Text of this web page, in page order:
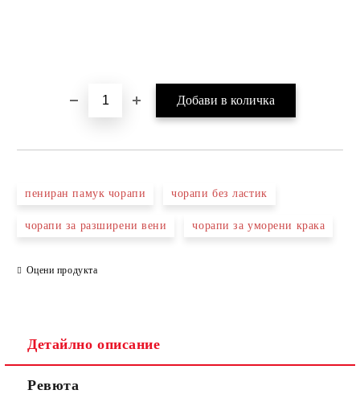
пениран памук чорапи чорапи без ластик
чорапи за разширени вени чорапи за уморени крака
Оцени продукта
Детайлно описание
Ревюта